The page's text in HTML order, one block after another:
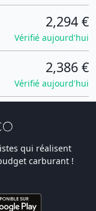
2,294 €
Vérifié aujourd'hui
2,386 €
Vérifié aujourd'hui
qui réalisent
carburant !